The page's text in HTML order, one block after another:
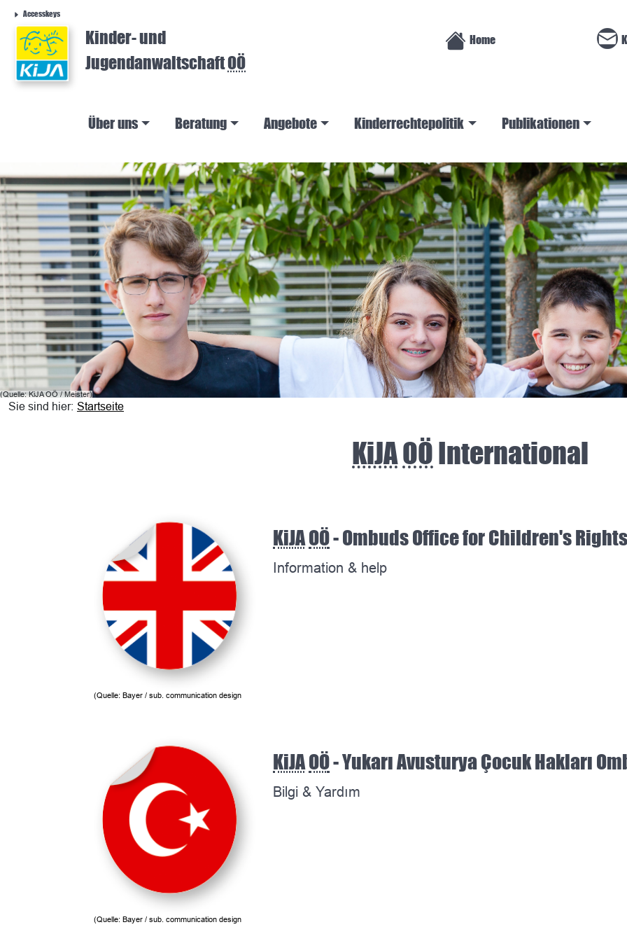
Accesskeys
Home
Kinder- und
JugendanwaltschaftOÖ
Über uns Beratung Angebote Kinderrechtepolitik Publikationen
(Quelle:KiJA OÖ/ Meister)
Sie sind hier: Startseite
KiJAOÖInternational
(Quelle: Bayer / sub. communication design
KiJAOÖ- Ombuds Office for Children's
Information & help
(Quelle: Bayer / sub. communication design
KiJAOÖ- Yukarı Avusturya Çocuk Hakları
Bilgi & Yardım